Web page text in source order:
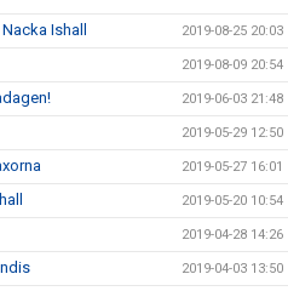
Ishall 2019-08-25 20:03
2019-08-09 20:54
2019-06-03 21:48
2019-05-29 12:50
2019-05-27 16:01
2019-05-20 10:54
2019-04-28 14:26
2019-04-03 13:50